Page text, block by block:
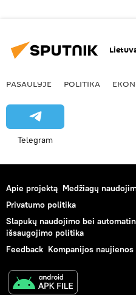
PASAULYJE POLITIKA
Telegram
Apie projektą Medžiagų
Privatumo politika
Slapukų naudojimo bei
išsaugojimo politika
Feedback Kompanijos naujienos